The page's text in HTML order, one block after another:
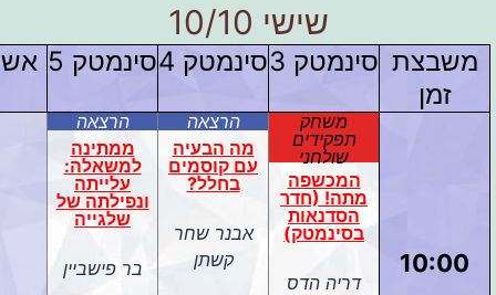
שישי 10/10
משבצת
זמן
סינמטק 3 סינמטק 4 סינמטק 5
10:00
משחק
תפקידים
שולחני
המכשפה
מתה! (חדר
הסדנאות
בסינמטק)
דריה הדס
הרצאה
מה הבעיה
עם קוסמים
בחלל?
אבנר שחר
קשתן
הרצאה
ממתינה
למשאלה:
עלייתה
ונפילתה של
שלגייה
בר פישביין